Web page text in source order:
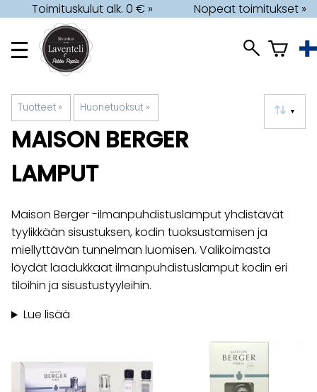
Toimituskulut alk. 0 € » Nopeat toimitukset »
Tuotteet ‪» Huonetuoksut ‪» ▼
MAISON BERGER
LAMPUT
Maison Berger -ilmanpuhdistuslamput yhdistävät
tyylikkään sisustuksen, kodin tuoksustamisen ja
miellyttävän tunnelman luomisen. Valikoimasta
löydät laadukkaat ilmanpuhdistuslamput kodin eri
tiloihin ja sisustustyyleihin.
Lue lisää